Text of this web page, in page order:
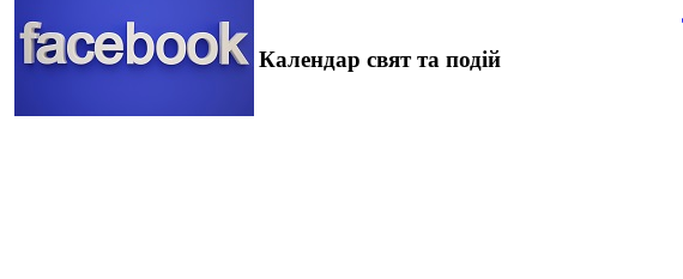
Календар свят та подій